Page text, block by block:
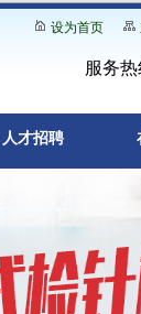
设为首页
服务
人才招聘